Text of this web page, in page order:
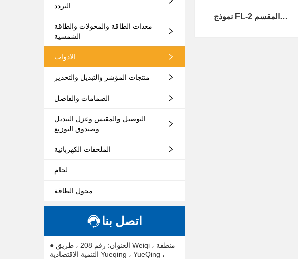
التردد
معدات الطاقة والمحولات والطاقة
الشمسية
الادوات
منتجات المؤشر والتبديل والتحذير
الصمامات والفاصل
التوصيل والمقبس وعزل التبديل
وصندوق التوزيع
الملحقات الكهربائية
لحام
محول الطاقة
اتصل بنا
● العنوان: رقم 208 ، طريق Weiqi ، منطقة
التنمية الاقتصادية Yueqing ، YueQing ،
نموذج FL-2 المقسم
الحالي الطرفية